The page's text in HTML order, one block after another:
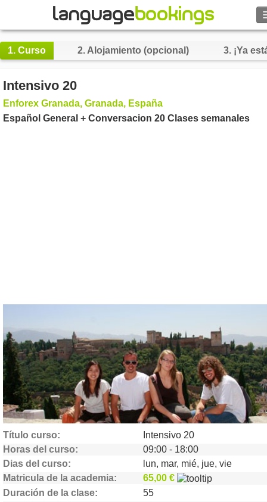
EXPLORAR
1. Curso 2.Alojamiento (opcional) 3. ¡Ya
Intensivo 20
Enforex Granada, Granada, España
Español General + Conversacion 20 Clases semanales
Título curso
Intensivo 20
Horas del curso
09:00 - 18:00
Dias del curso
lun, mar, mié, jue, vie
Matricula de la academia
65,00 €
Duración de la clase
55